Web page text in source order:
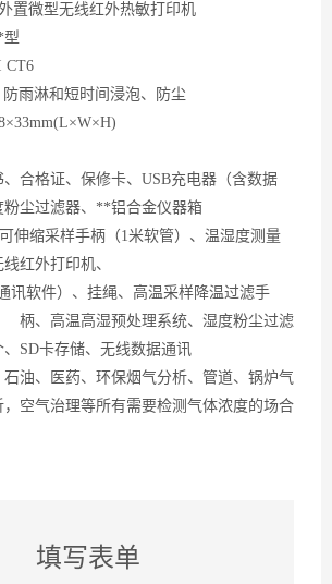
置微型无线红外热敏打印机
型
CT6
防雨淋和短时间浸泡、防尘
合格证、保修卡、 USB充电器（含数据
粉尘过滤器、**铝合金仪器箱
伸缩采样手柄（1米软管）、温湿度测量
红外打印机、
软件）、挂绳、高温采样降温过滤手
柄、高温高湿预处理系统、湿度粉尘过滤
SD卡存储、无线数据通讯
油、医药、环保烟气分析、管道、锅炉气
，空气治理等所有需要检测气体浓度的场合
填写表单